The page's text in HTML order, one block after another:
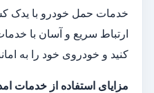
خدمات حمل خودرو با یدک
ارتباط سریع و آسان با
کنید و خودروی خود را به
مزایای استفاده از خدمات